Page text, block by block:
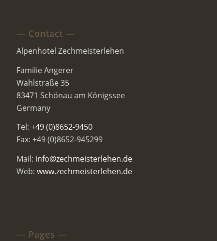
— Contact —
Alpenhotel Zechmeisterlehen
Familie Angerer
Wahlstraße 35
83471 Schönau am Königssee
Germany
Tel: +49 (0)8652-9450
Fax: +49 (0)8652-945299
Mail: info@zechmeisterlehen.de
Web: www.zechmeisterlehen.de
— Pages —